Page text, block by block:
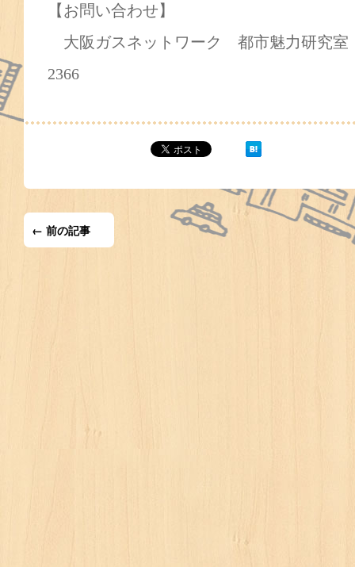
【お問い合わせ】
大阪ガスネットワーク 都市魅力研究室
2366
← 前の記事